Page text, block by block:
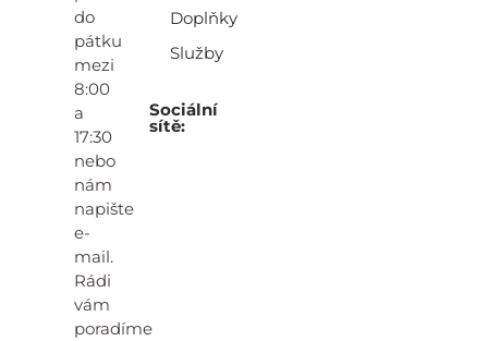
do
pátku
mezi
8:00
a
17:30
nebo
nám
napište
e-
mail.
Rádi
vám
poradíme
Sociální
sítě:
Doplňky
Služby